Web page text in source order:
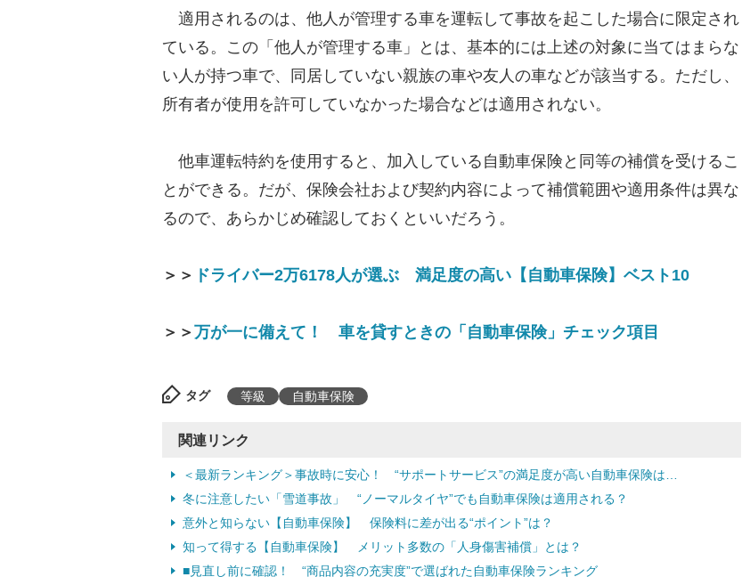
適用されるのは、他人が管理する車を運転して事故を起こした場合に限定され
ている。この「他人が管理する車」とは、基本的には上述の対象に当てはまらな
い人が持つ車で、同居していない親族の車や友人の車などが該当する。ただし、
所有者が使用を許可していなかった場合などは適用されない。
他車運転特約を使用すると、加入している自動車保険と同等の補償を受けるこ
とができる。だが、保険会社および契約内容によって補償範囲や適用条件は異な
るので、あらかじめ確認しておくといいだろう。
＞＞ ドライバー2万6178人が選ぶ 満足度の高い【自動車保険】ベスト10
＞＞万が一に備えて！ 車を貸すときの「自動車保険」チェック項目
タグ 等級 自動車保険
関連リンク
＜最新ランキング＞事故時に安心！ “サポートサービス”の満足度が高い自動車保険は…
冬に注意したい「雪道事故」 “ノーマルタイヤ”でも自動車保険は適用される？
意外と知らない【自動車保険】 保険料に差が出る“ポイント”は？
知って得する【自動車保険】 メリット多数の「人身傷害補償」とは？
■見直し前に確認！ “商品内容の充実度”で選ばれた自動車保険ランキング